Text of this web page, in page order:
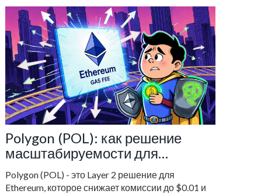
Polygon (POL): как решение
масштабируемости для
Ethereum снижает комиссии и
ускоряет транзакции
Polygon (POL) - это Layer 2 решение для
Ethereum, которое снижает комиссии до $0.01 и